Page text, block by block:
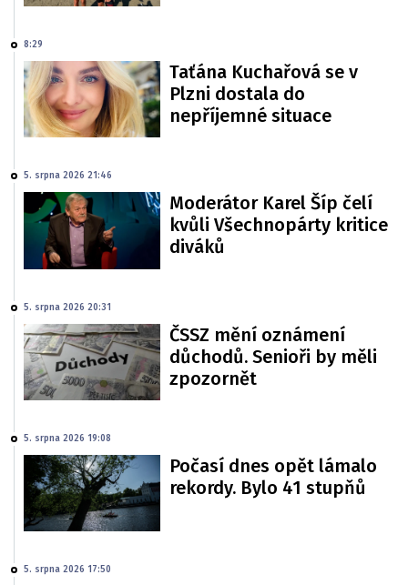
8:29
Taťána Kuchařová se v
Plzni dostala do
nepříjemné situace
5. srpna 2026 21:46
Moderátor Karel Šíp čelí
kvůli Všechnopárty kritice
diváků
5. srpna 2026 20:31
ČSSZ mění oznámení
důchodů. Senioři by měli
zpozornět
5. srpna 2026 19:08
Počasí dnes opět lámalo
rekordy. Bylo 41 stupňů
5. srpna 2026 17:50